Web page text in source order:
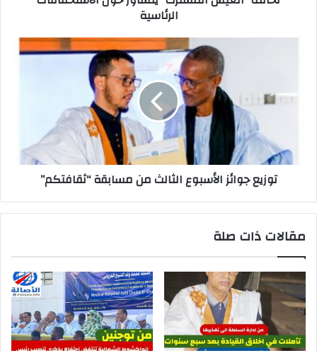
الرئاسية
توزيع جوائز الأسبوع الثالث من مسابقة “ثقافتكم”
مقالات ذات صلة